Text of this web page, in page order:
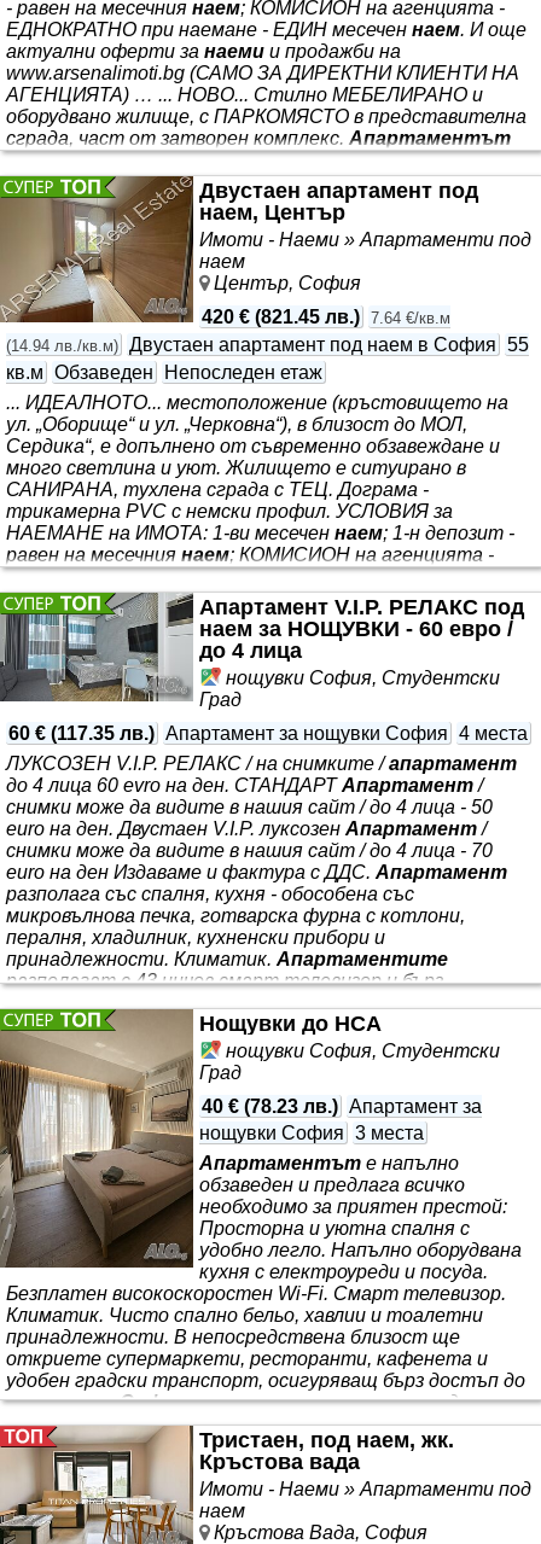
- равен на месечния наем; КОМИСИОН на агенцията -
ЕДНОКРАТНО при наемане - ЕДИН месечен наем. И още
актуални оферти за наеми и продажби на
www.arsenalimoti.bg (САМО ЗА ДИРЕКТНИ КЛИЕНТИ НА
АГЕНЦИЯТА) … ... НОВО... Стилно МЕБЕЛИРАНО и
оборудвано жилище, с ПАРКОМЯСТО в представителна
сграда, част от затворен комплекс. Апартаментът
има ФУНКЦИОНАЛНО организирана, удобна за
обитаване площ. На разположение на обитателите са:
коридор с обособена кухненска част, хол + трапезария,
непреходна спалня, баня с тоалетна и един балкон.
Отопление и топла вода - на ТЕЦ с индивидуални
топломери. Подови НАСТИЛКИ - гранитогрес и паркет.
Стенни ПОКРИТИЯ - цветен латекс. Дограма - PVC с
петкамерен немски профил + щори + завеси. Сградата
има отлично поддържани общи части, двор и асансьор.
УСЛОВИЯ
Двустаен апартамент под
наем, Център
Имоти - Наеми » Апартаменти под
наем
Център, София
420 € (821.45 лв.) 7.64 €/кв.м
(14.94 лв./кв.м) Двустаен апартамент под наем в София 55
кв.м Обзаведен
Непоследен етаж
... ИДЕАЛНОТО... местоположение (кръстовището на
ул. „Оборище“ и ул. „Черковна“), в близост до МОЛ,
Сердика“, е допълнено от съвременно обзавеждане и
много светлина и уют. Жилището е ситуирано в
САНИРАНА, тухлена сграда с ТЕЦ. Дограма -
трикамерна PVC с немски профил. УСЛОВИЯ за
НАЕМАНЕ на ИМОТА: 1-ви месечен наем; 1-н депозит -
равен на месечния наем; КОМИСИОН на агенцията -
ЕДНОКРАТНО при наемане - ЕДИН месеченнаем. И още
актуални оферти занаемии продажби на
www.arsenalimoti.bg (САМО ЗА ДИРЕКТНИ КЛИЕНТИ НА
АГЕНЦИЯТА)
Апартамент V.I.P. РЕЛАКС под
наем за НОЩУВКИ - 60 евро /
до 4 лица
нощувки София, Студентски
Град
60 € (117.35 лв.) Апартамент за нощувки София 4 места
ЛУКСОЗЕН V.I.P. РЕЛАКС / на снимките /апартамент
до 4 лица 60 evro на ден. СТАНДАРТАпартамент/
снимки може да видите в нашия сайт / до 4 лица - 50
euro на ден. Двустаен V.I.P. луксозен Апартамент/
снимки може да видите в нашия сайт / до 4 лица - 70
euro на ден Издаваме и фактура с ДДС. Апартамент
разполага със спалня, кухня - обособена със
микровълнова печка, готварска фурна с котлони,
пералня, хладилник, кухненски прибори и
принадлежности. Климатик. Апартаментите
разполагат с 43 инчов смарт телевизор и бърз
напускане до 12 часа.Нощувки до НСА
нощувки София, Студентски
Град
40 € (78.23 лв.) Апартамент за
нощувки София 3 места
Апартаментът е напълно
обзаведен и предлага всичко
необходимо за приятен престой:
Просторна и уютна спалня с
удобно легло. Напълно оборудвана
кухня с електроуреди и посуда.
Безплатен високоскоростен Wi-Fi. Смарт телевизор.
Климатик. Чисто спално бельо, хавлии и тоалетни
принадлежности. В непосредствена близост ще
откриете супермаркети, ресторанти, кафенета и
удобен градски транспорт, осигуряващ бърз достъп до
центъра наСофияи останалите части на града.
Независимо дали сте вСофияза спортно събитие,
обучение, работа или почивка, нашиятапартамент
ви осигури спокойствие, комфорт
Тристаен, под наем, жк.
Кръстова вада
Имоти - Наеми » Апартаменти под
наем
Кръстова Вада, София